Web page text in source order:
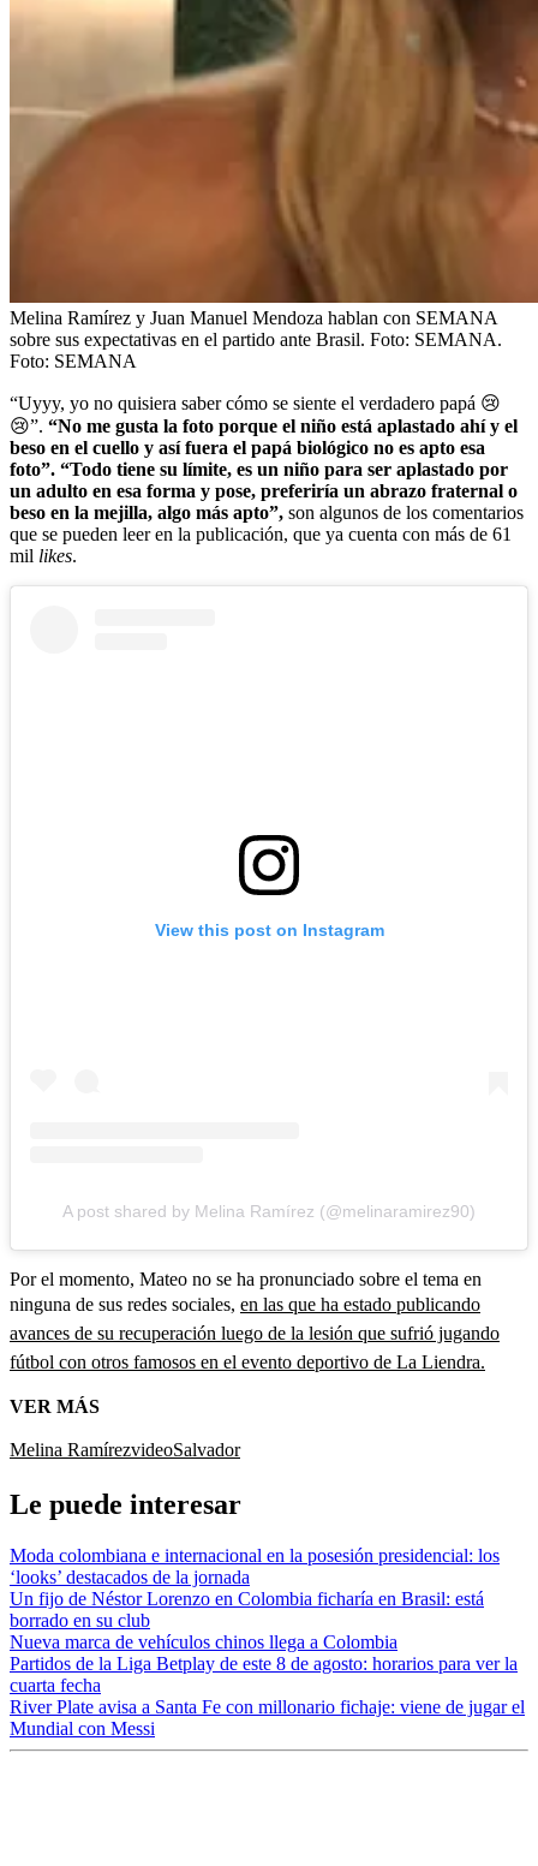
Melina Ramírez y Juan Manuel Mendoza hablan con SEMANA
sobre sus expectativas en el partido ante Brasil. Foto: SEMANA.
Foto: SEMANA
“Uyyy, yo no quisiera saber cómo se siente el verdadero papá 😢
😢”. “No me gusta la foto porque el niño está aplastado ahí y el
beso en el cuello y así fuera el papá biológico no es apto esa
foto”. “Todo tiene su límite, es un niño para ser aplastado por
un adulto en esa forma y pose, preferiría un abrazo fraternal o
beso en la mejilla, algo más apto”, son algunos de los comentarios
que se pueden leer en la publicación, que ya cuenta con más de 61
mil likes.
View this post on Instagram
A post shared by Melina Ramírez (@melinaramirez90)
Por el momento, Mateo no se ha pronunciado sobre el tema en
ninguna de sus redes sociales, en las que ha estado publicando
avances de su recuperación luego de la lesión que sufrió jugando
fútbol con otros famosos en el evento deportivo de La Liendra.
VER MÁS
Melina RamírezvideoSalvador
Le puede interesar
Moda colombiana e internacional en la posesión presidencial: los
‘looks’ destacados de la jornada
Un fijo de Néstor Lorenzo en Colombia ficharía en Brasil: está
borrado en su club
Nueva marca de vehículos chinos llega a Colombia
Partidos de la Liga Betplay de este 8 de agosto: horarios para ver la
cuarta fecha
River Plate avisa a Santa Fe con millonario fichaje: viene de jugar el
Mundial con Messi